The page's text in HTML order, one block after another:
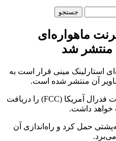
ماهواره‌ای
منتشر شد
استارلینک مینی قرار است به
آن منتشر شده است.
این دیش تائیدیه کمیسیون ارتباطات فدرال آمریکا (FCC) را دریافت
حمل کرد و راه‌اندازی آن